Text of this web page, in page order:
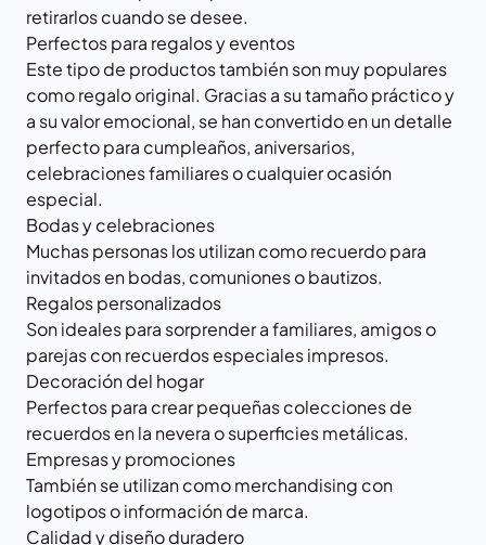
retirarlos cuando se desee.
Perfectos para regalos y eventos
Este tipo de productos también son muy populares
como regalo original. Gracias a su tamaño práctico y
a su valor emocional, se han convertido en un detalle
perfecto para cumpleaños, aniversarios,
celebraciones familiares o cualquier ocasión
especial.
Bodas y celebraciones
Muchas personas los utilizan como recuerdo para
invitados en bodas, comuniones o bautizos.
Regalos personalizados
Son ideales para sorprender a familiares, amigos o
parejas con recuerdos especiales impresos.
Decoración del hogar
Perfectos para crear pequeñas colecciones de
recuerdos en la nevera o superficies metálicas.
Empresas y promociones
También se utilizan como merchandising con
logotipos o información de marca.
Calidad y diseño duradero